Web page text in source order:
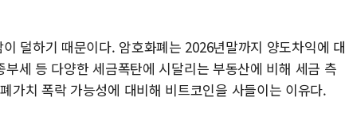
덜하기 때문이다. 암호화폐는 2026년말까지 양도차익에 대
세 등 다양한 세금폭탄에 시달리는 부동산에 비해 세금 측
가치 폭락 가능성에 대비해 비트코인을 사들이는 이유다.